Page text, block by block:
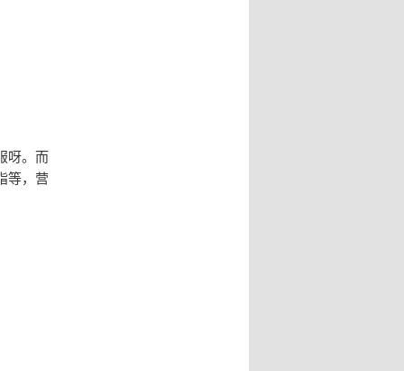
呀。而
等，营